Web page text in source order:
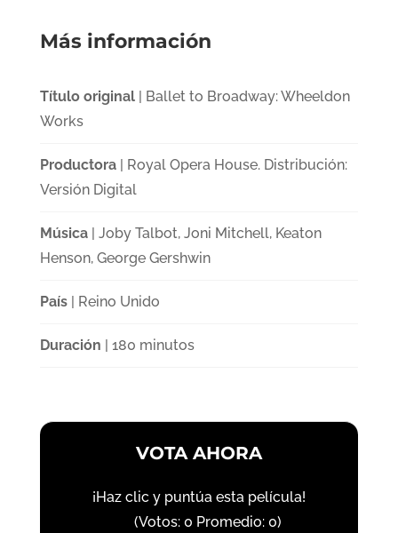
Más información
Título original| Ballet to Broadway: Wheeldon
Works
Productora| Royal Opera House. Distribución:
Versión Digital
Música| Joby Talbot, Joni Mitchell, Keaton
Henson, George Gershwin
País| Reino Unido
Duración | 180 minutos
VOTA AHORA
¡Haz clic y puntúa esta película!
(Votos: 0 Promedio: 0)